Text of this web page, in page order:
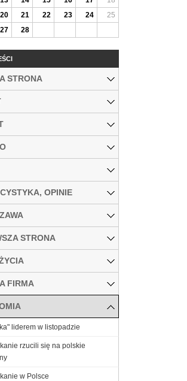
20 21 22 23 24
25
27 28
STRONA
OPINIE
STRONA
FIRMA
liderem w listopadzie
rzucili się na polskie
w Polsce